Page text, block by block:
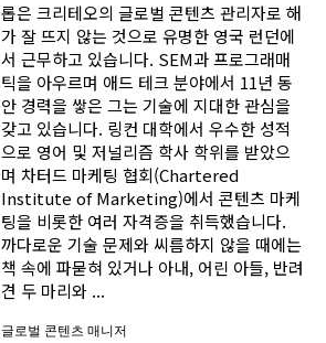
롭은 크리테오의 글로벌 콘텐츠 관리자로 해
가 잘 뜨지 않는 것으로 유명한 영국 런던에
서 근무하고 있습니다. SEM과 프로그래매
틱을 아우르며 애드 테크 분야에서 11년 동
안 경력을 쌓은 그는 기술에 지대한 관심을
갖고 있습니다. 링컨 대학에서 우수한 성적
으로 영어 및 저널리즘 학사 학위를 받았으
며 차터드 마케팅 협회(Chartered
Institute of Marketing)에서 콘텐츠 마케
팅을 비롯한 여러 자격증을 취득했습니다.
까다로운 기술 문제와 씨름하지 않을 때에는
책 속에 파묻혀 있거나 아내, 어린 아들, 반려
견 두 마리와 ...
글로벌 콘텐츠 매니저